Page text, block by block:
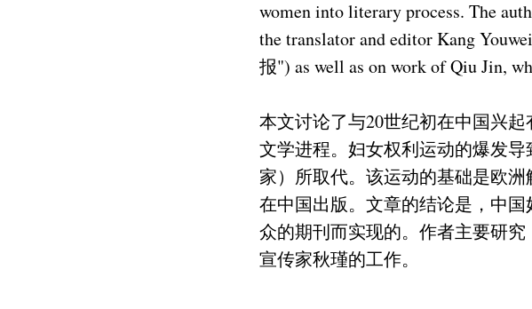
women into literary process. The
the translator and editor Kang
报") as well as on work of Qiu Jin,
本文讨论了与20世纪初在中国兴
文学进程。妇女权利运动的爆发
家）所取代。该运动的基础是欧
在中国出版。文章的结论是，中
众的期刊而实现的。作者主要研
宣传家秋瑾的工作。